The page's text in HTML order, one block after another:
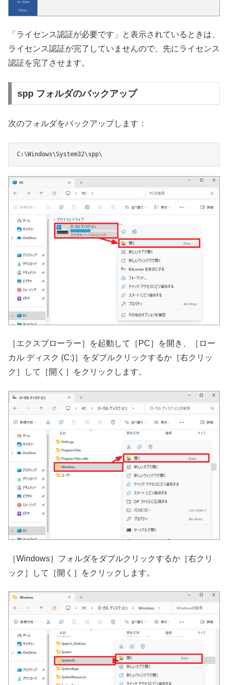
「ライセンス認証が必要です」と表示されているときは、
ライセンス認証が完了していませんので、先にライセンス
認証を完了させます。
spp フォルダのバックアップ
次のフォルダをバックアップします：
C:\Windows\System32\spp\
［エクスプローラー］を起動して［PC］を開き、［ロー
カル ディスク (C:)］をダブルクリックするか［右クリッ
ク］して［開く］をクリックします。
［Windows］フォルダをダブルクリックするか［右クリ
ック］して［開く］をクリックします。